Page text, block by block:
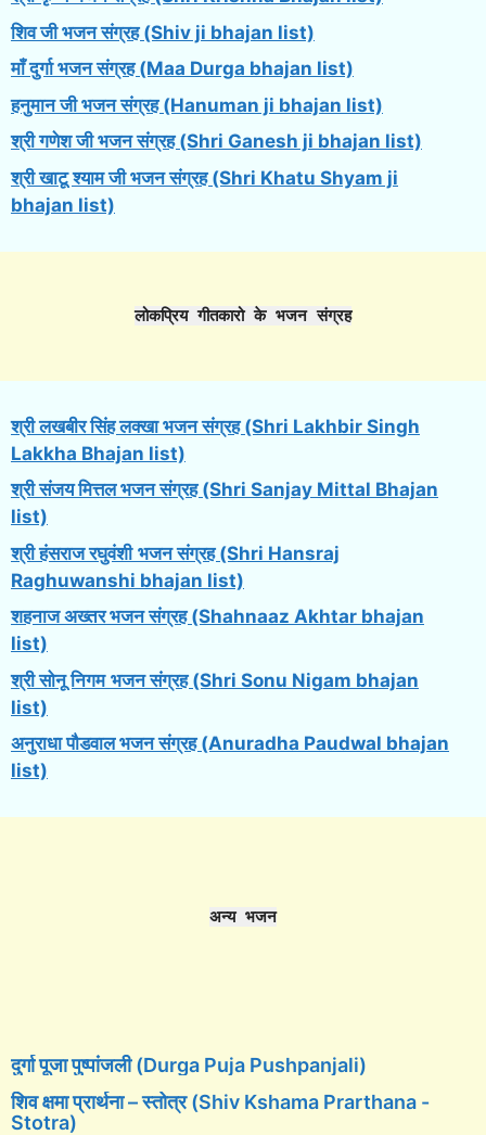
शिव जी भजन संग्रह (Shiv ji bhajan list)
माँ दुर्गा भजन संग्रह (Maa Durga bhajan list)
हनुमान जी भजन संग्रह (Hanuman ji bhajan list)
श्री गणेश जी भजन संग्रह (Shri Ganesh ji bhajan list)
श्री खाटू श्याम जी भजन संग्रह (Shri Khatu Shyam ji
bhajan list)
लोकप्रिय गीतकारो के भजन संग्रह
श्री लखबीर सिंह लक्खा भजन संग्रह (Shri Lakhbir Singh
Lakkha Bhajan list)
श्री संजय मित्तल भजन संग्रह (Shri Sanjay Mittal Bhajan
list)
श्री हंसराज रघुवंशी भजन संग्रह (Shri Hansraj
Raghuwanshi bhajan list)
शहनाज अख्तर भजन संग्रह (Shahnaaz Akhtar bhajan
list)
श्री सोनू निगम भजन संग्रह (Shri Sonu Nigam bhajan
list)
अनुराधा पौडवाल भजन संग्रह (Anuradha Paudwal bhajan
list)
अन्य भजन
दुर्गा पूजा पुष्पांजली (Durga Puja Pushpanjali)
शिव क्षमा प्रार्थना – स्तोत्र (Shiv Kshama Prarthana -
Stotra)